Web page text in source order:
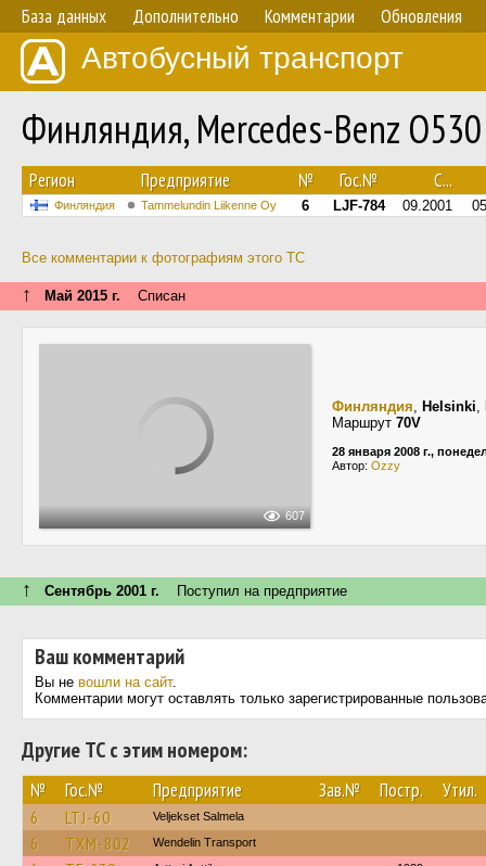
База данных Дополнительно Комментарии Обновления
Автобусный транспорт
Финляндия, Mercedes-Benz
Регион Предприятие № Гос.№ С...
Финляндия Tammelundin Liikenne Oy 6 LJF-784 09.2001
Все комментарии к фотографиям этого ТС
↑ Май 2015 г. Списан
607
Финляндия, Helsinki,
Маршрут 70V
28 января 2008 г.,
Автор: Ozzy
↑ Сентябрь 2001 г. Поступил на предприятие
Ваш комментарий
Вы не вошли на сайт.
Комментарии могут оставлять только зарегистрированные
Другие ТС с этим номером:
№ Гос.№ Предприятие Зав.№ Постр. Утил.
6 LTJ-60 Veljekset Salmela
6 TXM-802 Wendelin Transport